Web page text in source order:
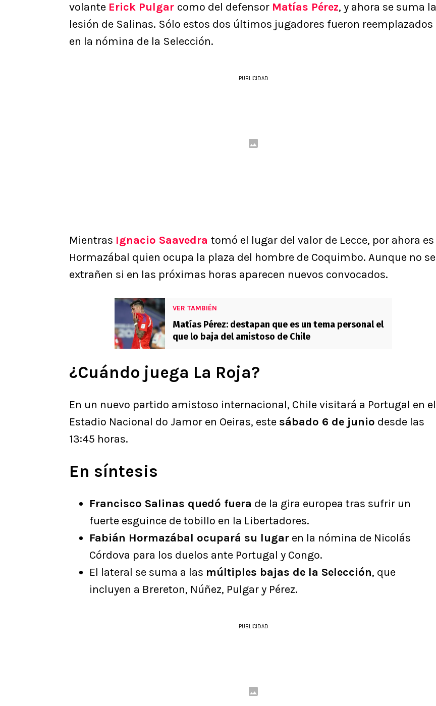
volante Erick Pulgar como del defensor Matías Pérez, y ahora se suma la
lesión de Salinas. Sólo estos dos últimos jugadores fueron reemplazados
en la nómina de la Selección.
PUBLICIDAD
Mientras Ignacio Saavedra tomó el lugar del valor de Lecce, por ahora es
Hormazábal quien ocupa la plaza del hombre de Coquimbo. Aunque no se
extrañen si en las próximas horas aparecen nuevos convocados.
VER TAMBIÉN
Matías Pérez: destapan que es un tema personal el
que lo baja del amistoso de Chile
¿Cuándo juega La Roja?
En un nuevo partido amistoso internacional, Chile visitará a Portugal en el
Estadio Nacional do Jamor en Oeiras, este sábado 6 de junio desde las
13:45 horas.
En síntesis
Francisco Salinas quedó fuera de la gira europea tras sufrir un
fuerte esguince de tobillo en la Libertadores.
Fabián Hormazábal ocupará su lugar en la nómina de Nicolás
Córdova para los duelos ante Portugal y Congo.
El lateral se suma a las múltiples bajas de la Selección, que
incluyen a Brereton, Núñez, Pulgar y Pérez.
PUBLICIDAD